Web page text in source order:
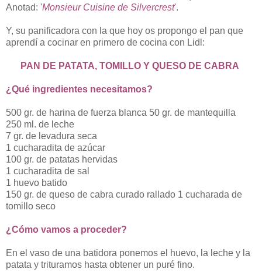
Anotad: 'Monsieur Cuisine de Silvercrest'.
Y, su panificadora con la que hoy os propongo el pan que
aprendí a cocinar en primero de cocina con Lidl:
PAN DE PATATA, TOMILLO Y QUESO DE CABRA
¿Qué ingredientes necesitamos?
500 gr. de harina de fuerza blanca 50 gr. de mantequilla
250 ml. de leche
7 gr. de levadura seca
1 cucharadita de azúcar
100 gr. de patatas hervidas
1 cucharadita de sal
1 huevo batido
150 gr. de queso de cabra curado rallado 1 cucharada de
tomillo seco
¿Cómo vamos a proceder?
En el vaso de una batidora ponemos el huevo, la leche y la
patata y trituramos hasta obtener un puré fino.